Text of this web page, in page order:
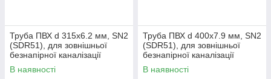
Труба ПВХ d 315x6.2 мм, SN2
(SDR51), для зовнішньої
безнапірної каналізації
В наявності
Труба ПВХ d 400x7.9 мм, SN2
(SDR51), для зовнішньої
безнапірної каналізації
В наявності